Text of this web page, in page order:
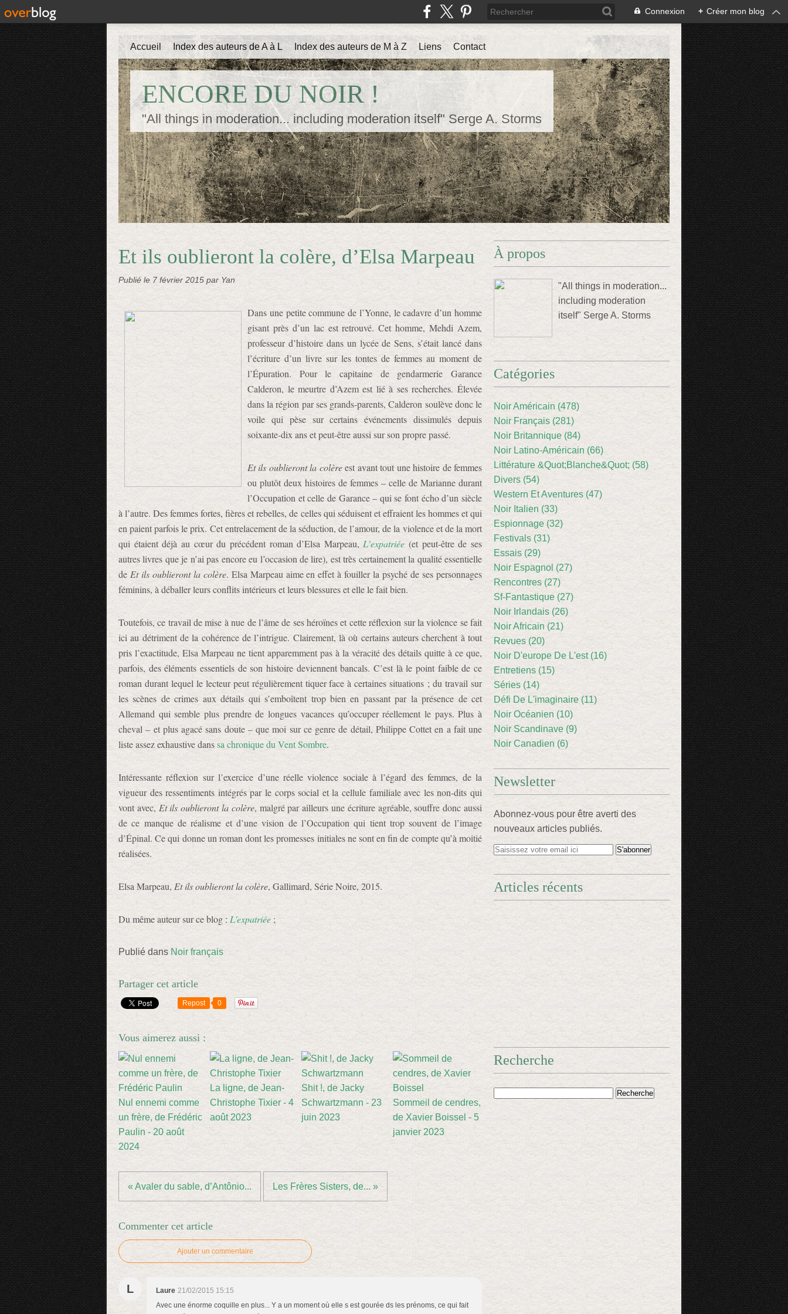
Connexion + Créer mon blog
ENCORE DU NOIR !
"All things in moderation... including moderation itself" Serge A. Storms
Accueil Index des auteurs de A à L Index des auteurs de M à Z Liens Contact
Et ils oublieront la colère, d’Elsa Marpeau
Publié le 7 février 2015 par Yan
Dans une petite commune de l’Yonne, le cadavre d’un homme
gisant près d’un lac est retrouvé. Cet homme, Mehdi Azem,
professeur d’histoire dans un lycée de Sens, s’était lancé dans
l’écriture d’un livre sur les tontes de femmes au moment de
l’Épuration. Pour le capitaine de gendarmerie Garance
Calderon, le meurtre d’Azem est lié à ses recherches. Élevée
dans la région par ses grands-parents, Calderon soulève donc le
voile qui pèse sur certains événements dissimulés depuis
soixante-dix ans et peut-être aussi sur son propre passé.
Et ils oublieront la colèreest avant tout une histoire de femmes
ou plutôt deux histoires de femmes – celle de Marianne durant
l’Occupation et celle de Garance – qui se font écho d’un siècle
à l’autre. Des femmes fortes, fières et rebelles, de celles qui séduisent et effraient les hommes et qui
en paient parfois le prix. Cet entrelacement de la séduction, de l’amour, de la violence et de la mort
qui étaient déjà au cœur du précédent roman d’Elsa Marpeau, L’expatriée (et peut-être de ses
autres livres que je n’ai pas encore eu l’occasion de lire), est très certainement la qualité essentielle
de Et ils oublieront la colère. Elsa Marpeau aime en effet à fouiller la psyché de ses personnages
féminins, à déballer leurs conflits intérieurs et leurs blessures et elle le fait bien.
Toutefois, ce travail de mise à nue de l’âme de ses héroïnes et cette réflexion sur la violence se fait
ici au détriment de la cohérence de l’intrigue. Clairement, là où certains auteurs cherchent à tout
pris l’exactitude, Elsa Marpeau ne tient apparemment pas à la véracité des détails quitte à ce que,
parfois, des éléments essentiels de son histoire deviennent bancals. C’est là le point faible de ce
roman durant lequel le lecteur peut régulièrement tiquer face à certaines situations ; du travail sur
les scènes de crimes aux détails qui s’emboîtent trop bien en passant par la présence de cet
Allemand qui semble plus prendre de longues vacances qu’occuper réellement le pays. Plus à
cheval – et plus agacé sans doute – que moi sur ce genre de détail, Philippe Cottet en a fait une
liste assez exhaustive danssa chronique du Vent Sombre.
Intéressante réflexion sur l’exercice d’une réelle violence sociale à l’égard des femmes, de la
vigueur des ressentiments intégrés par le corps social et la cellule familiale avec les non-dits qui
vont avec, Et ils oublieront la colère, malgré par ailleurs une écriture agréable, souffre donc aussi
de ce manque de réalisme et d’une vision de l’Occupation qui tient trop souvent de l’image
d’Épinal. Ce qui donne un roman dont les promesses initiales ne sont en fin de compte qu’à moitié
réalisées.
Elsa Marpeau, Et ils oublieront la colère, Gallimard, Série Noire, 2015.
Du même auteur sur ce blog : L'expatriée ;
Publié dans Noir français
Partager cet article
Repost 0
Vous aimerez aussi :
Nul ennemi comme
un frère, de Frédéric
Paulin - 20 août
2024
La ligne, de Jean-
Christophe Tixier - 4
août 2023
Shit !, de Jacky
Schwartzmann - 23
juin 2023
Sommeil de cendres,
de Xavier Boissel - 5
janvier 2023
« Avaler du sable, d’Antônio... Les Frères Sisters, de... »
Commenter cet article
Ajouter un commentaire
L Laure 21/02/2015 15:15
Avec une énorme coquille en plus... Y a un moment où elle s est gourée ds les prénoms, ce qui fait
À propos
"All things in moderation...
including moderation
itself" Serge A. Storms
Catégories
Noir Américain (478)
Noir Français (281)
Noir Britannique (84)
Noir Latino-Américain (66)
Littérature &Quot;Blanche&Quot; (58)
Divers (54)
Western Et Aventures (47)
Noir Italien (33)
Espionnage (32)
Festivals (31)
Essais (29)
Noir Espagnol (27)
Rencontres (27)
Sf-Fantastique (27)
Noir Irlandais (26)
Noir Africain (21)
Revues (20)
Noir D'europe De L'est (16)
Entretiens (15)
Séries (14)
Défi De L'imaginaire (11)
Noir Océanien (10)
Noir Scandinave (9)
Noir Canadien (6)
Newsletter
Abonnez-vous pour être averti des
nouveaux articles publiés.
Articles récents
Recherche